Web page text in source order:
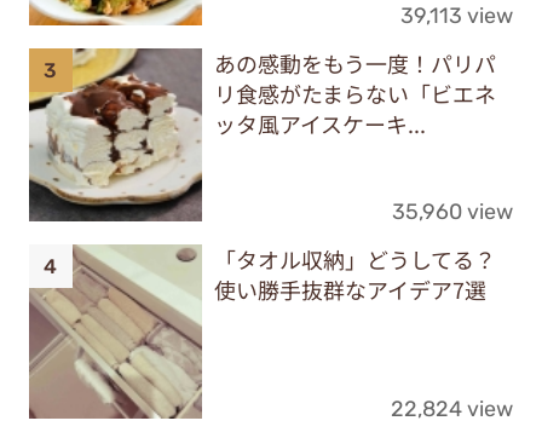
39,113 view
あの感動をもう一度！パリパ
リ食感がたまらない「ビエネ
ッタ風アイスケーキ...
35,960 view
「タオル収納」どうしてる？
使い勝手抜群なアイデア7選
22,824 view